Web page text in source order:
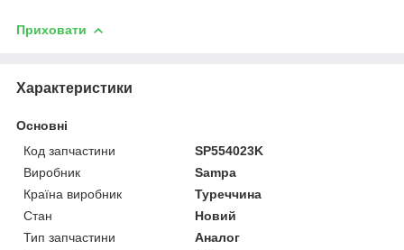
Приховати
Характеристики
Основні
Код запчастини
SP554023K
Виробник
Sampa
Країна виробник
Туреччина
Стан
Новий
Тип запчастини
Аналог